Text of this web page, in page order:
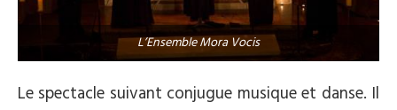
L’Ensemble Mora Vocis
Le spectacle suivant conjugue musique et danse. Il